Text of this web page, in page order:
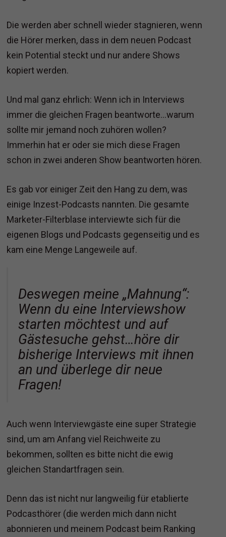
Die werden aber schnell wieder stagnieren, wenn
die Hörer merken, dass in dem neuen Podcast
kein Potential steckt und nur andere Shows
kopiert werden.
Und mal ganz ehrlich: Wenn ich in Interviews
immer die gleichen Fragen beantworte…warum
sollte mir jemand noch zuhören wollen?
Immerhin hat er oder sie mich diese Fragen
schon in zwei anderen Show beantworten hören.
Es gab vor einiger Zeit den Hang zu dem, was
einige Inzest-Podcasts nannten. Die gesamte
Marketer-Filterblase interviewte sich für die
eigenen Blogs und Podcasts gegenseitig und es
kam eine Menge Langeweile auf.
Deswegen meine „Mahnung“:
Wenn du eine Interviewshow
starten möchtest und auf
Gästesuche gehst…höre dir
bisherige Interviews mit ihnen
an und überlege dir neue
Fragen!
Auch wenn Interviewgäste eine super Strategie
sind, um am Anfang viel Reichweite zu
bekommen, sollten es bitte nicht die ewig
gleichen Standartfragen sein.
Denn das ist nicht nur langweilig für etablierte
Podcasthörer (die werden mich dann nicht
abonnieren und meinem Podcast beim Ranking